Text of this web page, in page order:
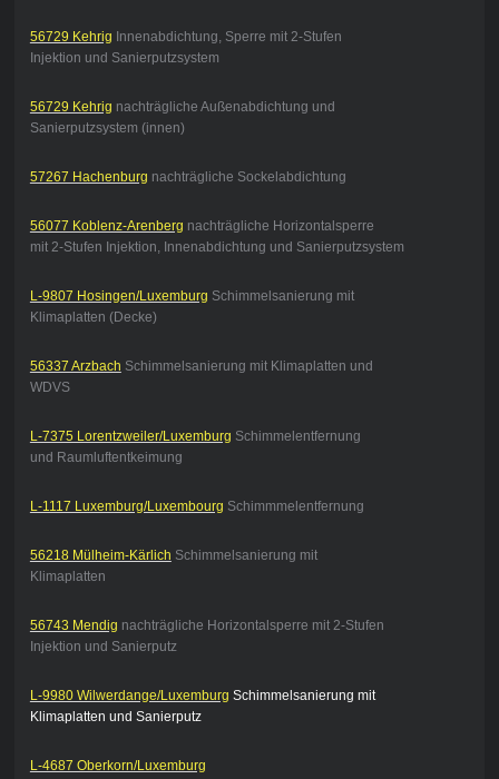
56729 Kehrig Innenabdichtung, Sperre mit 2-Stufen
Injektion und Sanierputzsystem
56729 Kehrig nachträgliche Außenabdichtung und
Sanierputzsystem (innen)
57267 Hachenburg nachträgliche Sockelabdichtung
56077 Koblenz-Arenberg nachträgliche Horizontalsperre
mit 2-Stufen Injektion, Innenabdichtung und Sanierputzsystem
L-9807 Hosingen/Luxemburg Schimmelsanierung mit
Klimaplatten (Decke)
56337 Arzbach Schimmelsanierung mit Klimaplatten und
WDVS
L-7375 Lorentzweiler/Luxemburg Schimmelentfernung
und Raumluftentkeimung
L-1117 Luxemburg/Luxembourg Schimmmelentfernung
56218 Mülheim-Kärlich Schimmelsanierung mit
Klimaplatten
56743 Mendig nachträgliche Horizontalsperre mit 2-Stufen
Injektion und Sanierputz
L-9980 Wilwerdange/Luxemburg Schimmelsanierung mit
Klimaplatten und Sanierputz
L-4687 Oberkorn/Luxemburg